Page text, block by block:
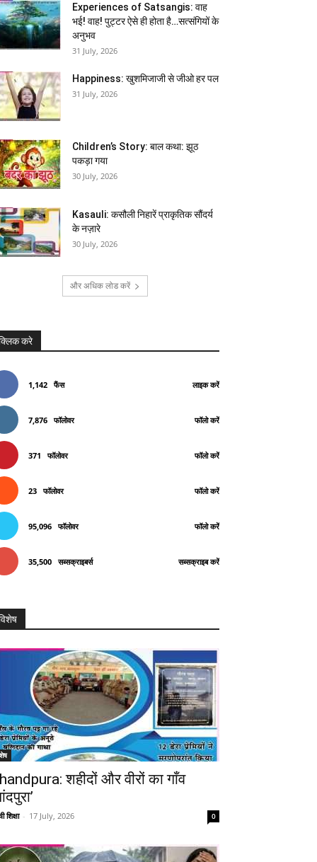
Experiences of Satsangis: वाह
भई! वाह! पुट्टर ऐसे ही होता है…सत्संगियों के
अनुभव
31 July, 2026
Happiness: खुशमिजाजी से जीओ हर पल
31 July, 2026
Children’s Story: बाल कथा: झूठ
पकड़ा गया
30 July, 2026
Kasauli: कसौली निहारें प्राकृतिक सौंदर्य
के नज़ारे
30 July, 2026
और अधिक लोड करें
करे
1,142 फैंस लाइक करें
7,876 फॉलोवर फॉलो करें
371 फॉलोवर फॉलो करें
23 फॉलोवर फॉलो करें
95,096 फॉलोवर फॉलो करें
35,500 सब्सक्राइबर्स सब्सक्राइब करें
शहीदों और वीरों का गाँव
शिक्षा - 17 July, 2026 0